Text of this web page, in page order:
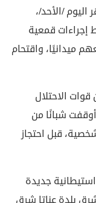
اليوم /الأحد/،
إجراءات قمعية
ميدانيًا، واقتحام
قوات الاحتلال
شبانًا من
قبل احتجاز
جديدة
بلدة عناتا شرق